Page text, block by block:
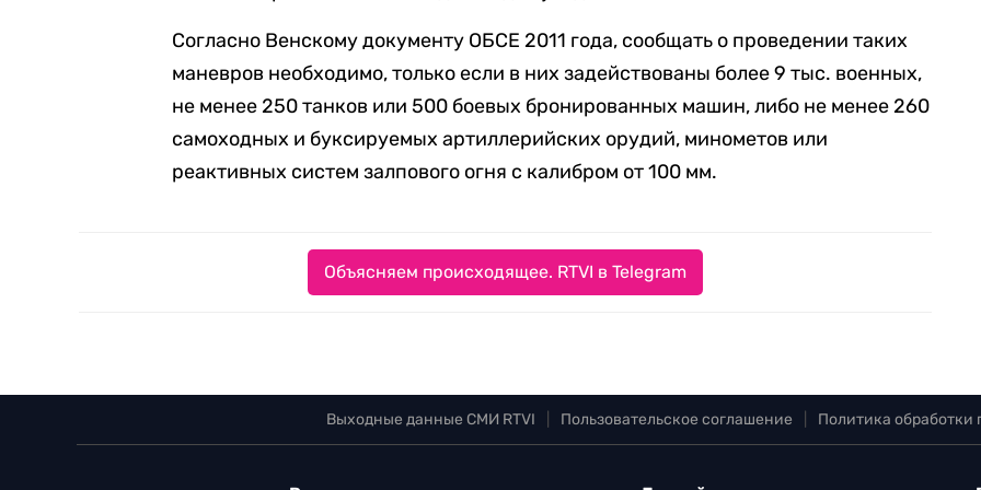
Согласно Венскому документу ОБСЕ 2011 года, сообщать о проведении таких
маневров необходимо, только если в них задействованы более 9 тыс. военных,
не менее 250 танков или 500 боевых бронированных машин, либо не менее 260
самоходных и буксируемых артиллерийских орудий, минометов или
реактивных систем залпового огня с калибром от 100 мм.
Объясняем происходящее. RTVI в Telegram
Выходные данные СМИ RTVI Пользовательское соглашение Политика